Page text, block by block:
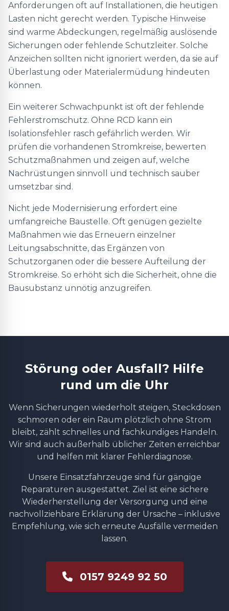
Anforderungen oft auf Installationen, die heutigen
Lasten nicht gerecht werden. Typische Hinweise
sind warme Abdeckungen, regelmäßig auslösende
Sicherungen oder fehlende Schutzleiter. Solche
Anzeichen sollten nicht ignoriert werden, da sie auf
Überlastung oder Materialermüdung hindeuten
können.
Ein weiterer Schwachpunkt ist oft der fehlende
Fehlerstromschutz. Ohne RCD kann ein
Isolationsfehler rasch gefährlich werden. Wir
prüfen die vorhandenen Stromkreise, bewerten
Schutzmaßnahmen und zeigen auf, welche
Nachrüstungen sinnvoll und technisch sauber
umsetzbar sind.
Nicht jede Modernisierung erfordert eine
umfangreiche Baustelle. Oft genügen gezielte
Maßnahmen wie das Erneuern einzelner
Leitungsabschnitte, das Ergänzen von
Schutzorganen oder die bessere Aufteilung der
Stromkreise. So erhöht sich die Sicherheit, ohne die
Bausubstanz unnötig anzugreifen.
Störung oder Ausfall? Hilfe
rund um die Uhr
Wenn Sicherungen wiederholt steigen, Steckdosen
schmoren oder ein Raum plötzlich ohne Strom
bleibt, zählt schnelles und fachkundiges Handeln.
Wir sind auch außerhalb üblicher Zeiten erreichbar
und helfen mit klarer Fehlerdiagnose.
Unsere Einsatzfahrzeuge sind für gängige
Reparaturen ausgestattet. Ziel ist eine sichere
Wiederherstellung der Versorgung und eine
nachvollziehbare Erklärung der Ursache – inklusive
Empfehlung, wie sich erneute Ausfälle vermeiden
lassen.
0157 9249 92 50